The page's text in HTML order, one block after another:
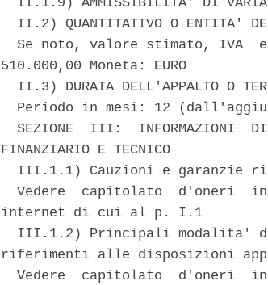
II.1.9) AMMISSIBILITA' DI
II.2) QUANTITATIVO O ENTITA'
Se noto, valore stimato, IVA
510.000,00 Moneta: EURO
II.3) DURATA DELL'APPALTO O
Periodo in mesi: 12
SEZIONE  III:  INFORMAZIONI
FINANZIARIO E TECNICO
III.1.1) Cauzioni e garanzie
Vedere  capitolato  d'oneri
internet di cui al p. I.1
III.1.2) Principali modalita'
riferimenti alle disposizioni
Vedere  capitolato  d'oneri